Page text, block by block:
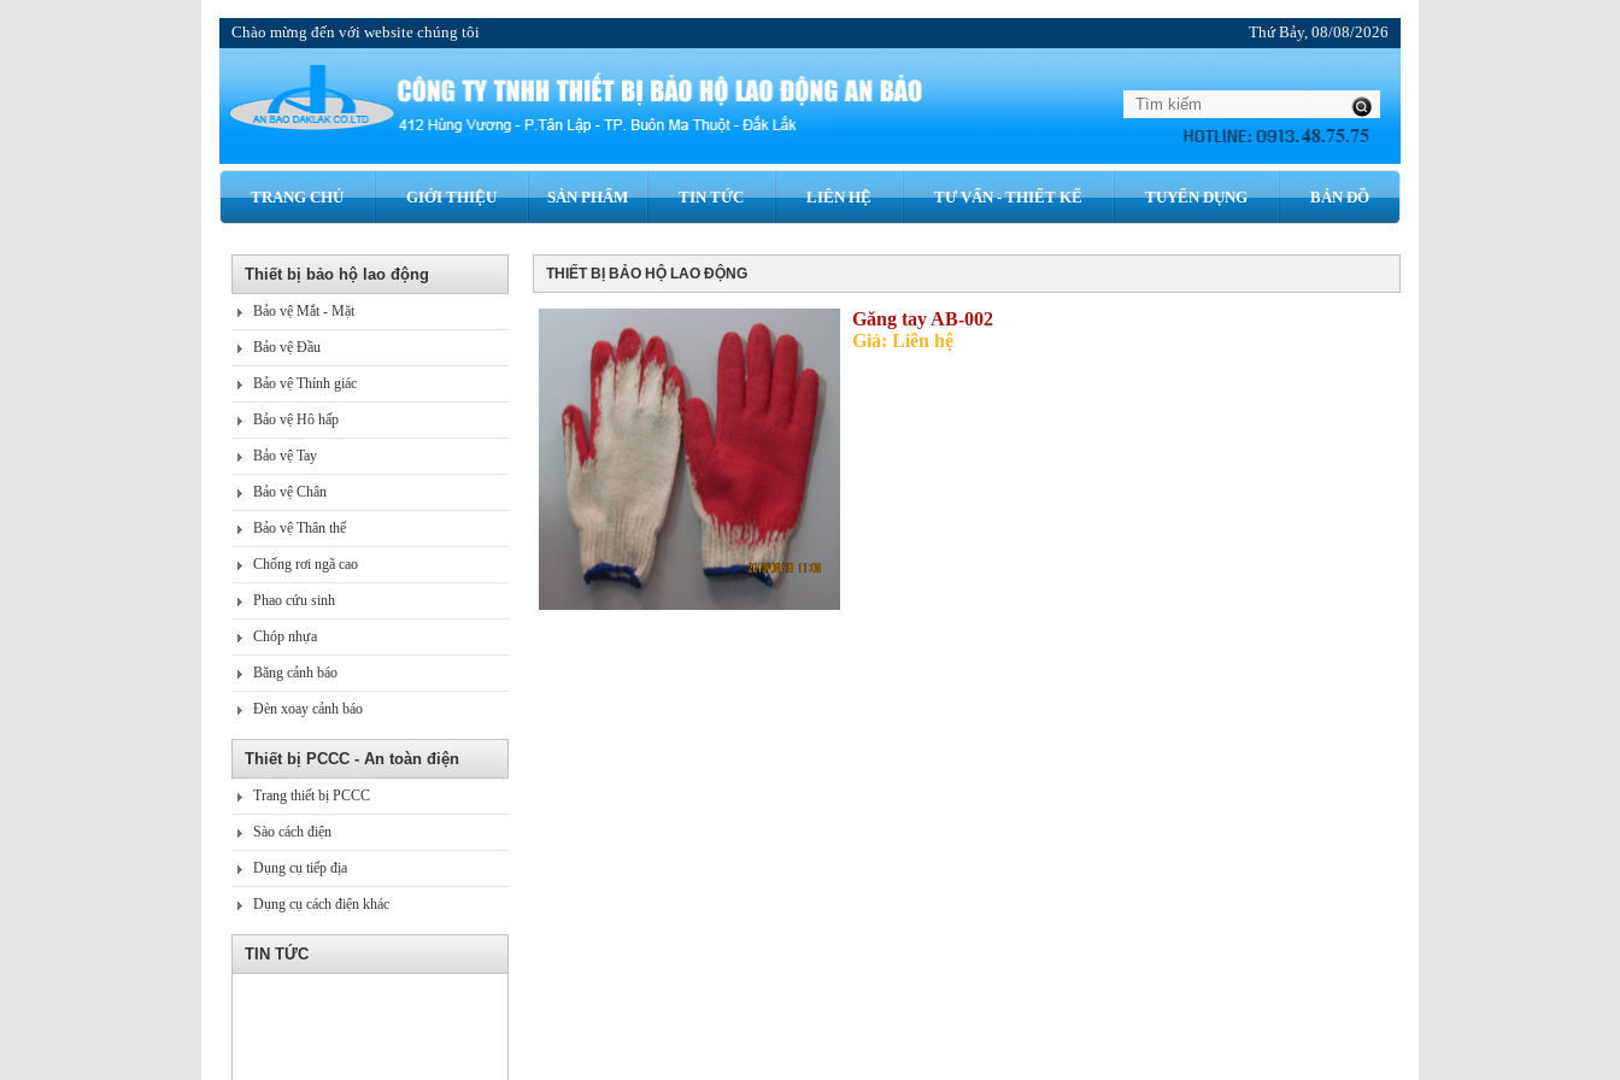
Chào mừng đến với website chúng tôi Thứ Bảy, 08/08/2026
TRANG CHỦ GIỚI THIỆU SẢN PHẨM TIN TỨC LIÊN HỆ TƯ VẤN - THIẾT KẾ TUYỂN DỤNG BẢN ĐỒ
Thiết bị bảo hộ lao động
Bảo vệ Mắt - Mặt
Bảo vệ Đầu
Bảo vệ Thính giác
Bảo vệ Hô hấp
Bảo vệ Tay
Bảo vệ Chân
Bảo vệ Thân thể
Chống rơi ngã cao
Phao cứu sinh
Chóp nhựa
Băng cảnh báo
Đèn xoay cảnh báo
Thiết bị PCCC - An toàn điện
Trang thiết bị PCCC
Sào cách điện
Dụng cụ tiếp địa
Dụng cụ cách điện khác
TIN TỨC
THIẾT BỊ BẢO HỘ LAO ĐỘNG
Găng tay AB-002
Giá: Liên hệ